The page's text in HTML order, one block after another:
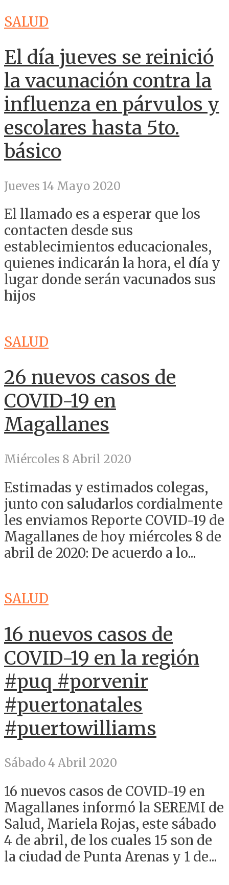
SALUD
El día jueves se reinició
la vacunación contra la
influenza en párvulos y
escolares hasta 5to.
básico
Jueves 14 Mayo 2020
El llamado es a esperar que los
contacten desde sus
establecimientos educacionales,
quienes indicarán la hora, el día y
lugar donde serán vacunados sus
hijos
SALUD
26 nuevos casos de
COVID-19 en
Magallanes
Miércoles 8 Abril 2020
Estimadas y estimados colegas,
junto con saludarlos cordialmente
les enviamos Reporte COVID-19 de
Magallanes de hoy miércoles 8 de
abril de 2020: De acuerdo a lo...
SALUD
16 nuevos casos de
COVID-19 en la región
#puq #porvenir
#puertonatales
#puertowilliams
Sábado 4 Abril 2020
16 nuevos casos de COVID-19 en
Magallanes informó la SEREMI de
Salud, Mariela Rojas, este sábado
4 de abril, de los cuales 15 son de
la ciudad de Punta Arenas y 1 de...